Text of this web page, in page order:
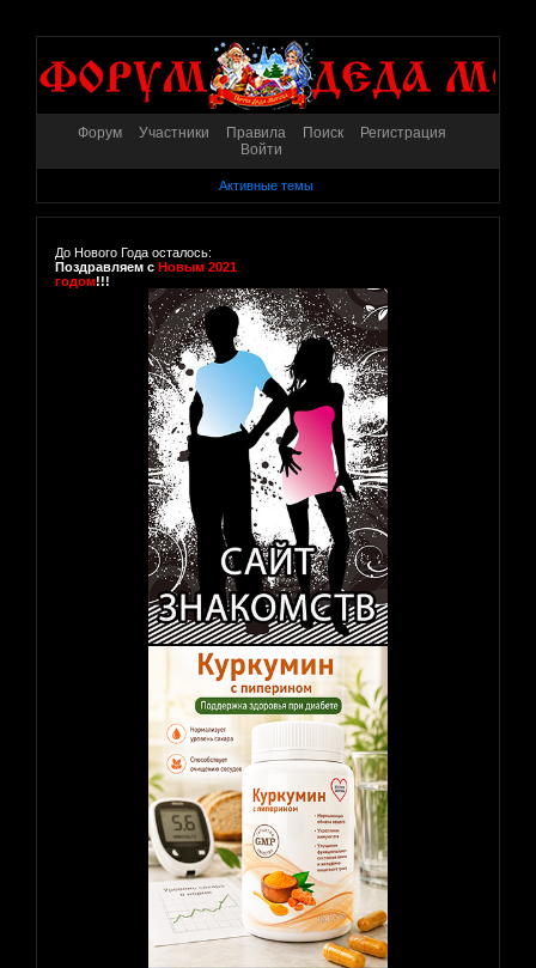
Форум Участники Правила Поиск
Регистрация
Войти
Активные темы
До Нового Года осталось:
Поздравляем с Новым 2021
годом!!!